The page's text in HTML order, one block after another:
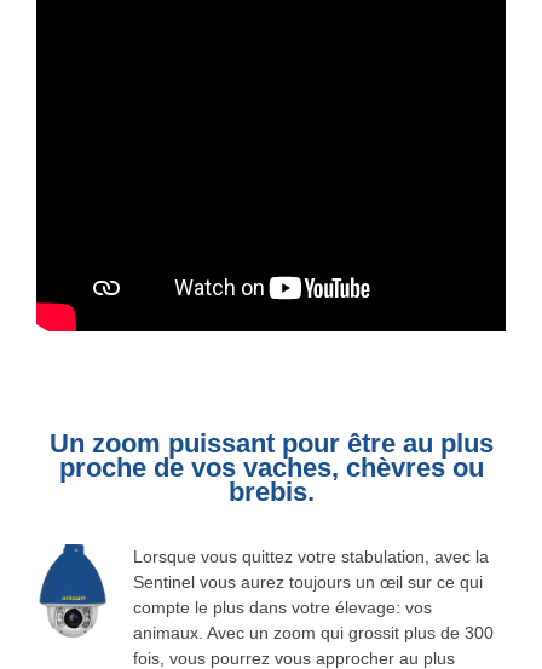
Un zoom puissant pour être au plus
proche de vos vaches, chèvres ou
brebis.
Lorsque vous quittez votre stabulation, avec la
Sentinel vous aurez toujours un œil sur ce qui
compte le plus dans votre élevage: vos
animaux. Avec un zoom qui grossit plus de 300
fois, vous pourrez vous approcher au plus